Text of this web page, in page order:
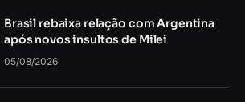
Brasil rebaixa relação com Argentina
após novos insultos de Milei
05/08/2026